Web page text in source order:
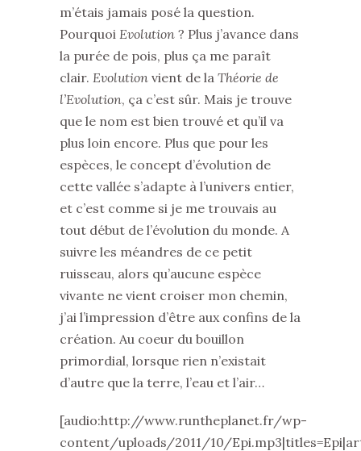
m’étais jamais posé la question.
Pourquoi Evolution ? Plus j’avance dans
la purée de pois, plus ça me paraît
clair. Evolution vient de la Théorie de
l’Evolution, ça c’est sûr. Mais je trouve
que le nom est bien trouvé et qu’il va
plus loin encore. Plus que pour les
espèces, le concept d’évolution de
cette vallée s’adapte à l’univers entier,
et c’est comme si je me trouvais au
tout début de l’évolution du monde. A
suivre les méandres de ce petit
ruisseau, alors qu’aucune espèce
vivante ne vient croiser mon chemin,
j’ai l’impression d’être aux confins de la
création. Au coeur du bouillon
primordial, lorsque rien n’existait
d’autre que la terre, l’eau et l’air…
[audio:http://www.runtheplanet.fr/wp-
content/uploads/2011/10/